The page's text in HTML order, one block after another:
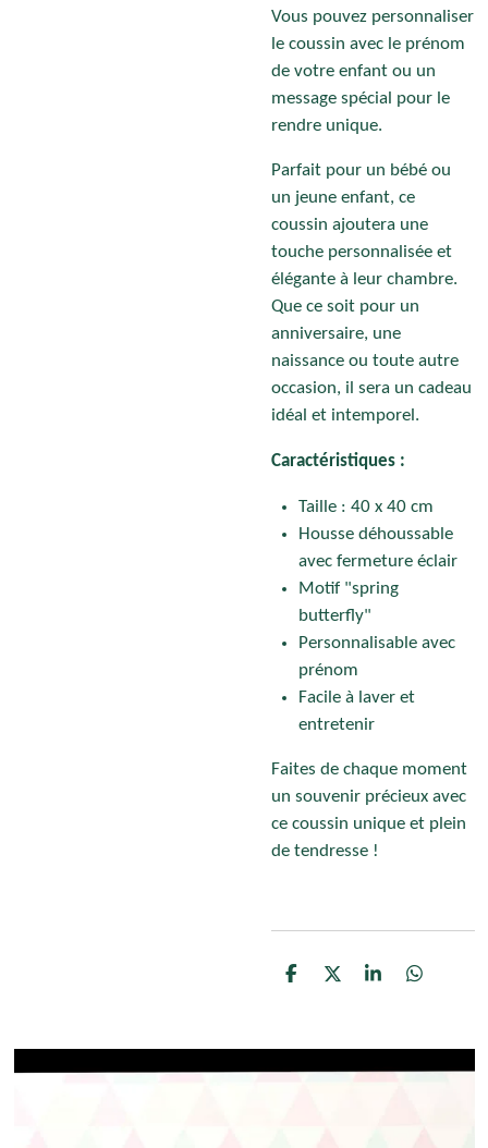
Vous pouvez personnaliser
le coussin avec le prénom
de votre enfant ou un
message spécial pour le
rendre unique.
Parfait pour un bébé ou
un jeune enfant, ce
coussin ajoutera une
touche personnalisée et
élégante à leur chambre.
Que ce soit pour un
anniversaire, une
naissance ou toute autre
occasion, il sera un cadeau
idéal et intemporel.
Caractéristiques :
Taille : 40 x 40 cm
Housse déhoussable
avec fermeture éclair
Motif "spring
butterfly"
Personnalisable avec
prénom
Facile à laver et
entretenir
Faites de chaque moment
un souvenir précieux avec
ce coussin unique et plein
de tendresse !
P
g
P
g
P
g
P
g